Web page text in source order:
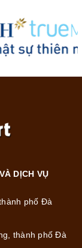
DỊCH VỤ
phố Đà
thành phố Đà